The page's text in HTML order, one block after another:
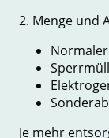
2. Menge und
Sperrmüll
Je mehr